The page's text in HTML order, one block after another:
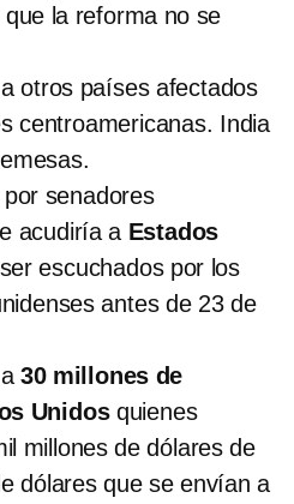
la reforma no se
otros países afectados
centroamericanas. India
senadores
acudiría a Estados
escuchados por los
antes de 23 de
30 millones de
Unidosquienes
millones de dólares de
dólares que se envían a